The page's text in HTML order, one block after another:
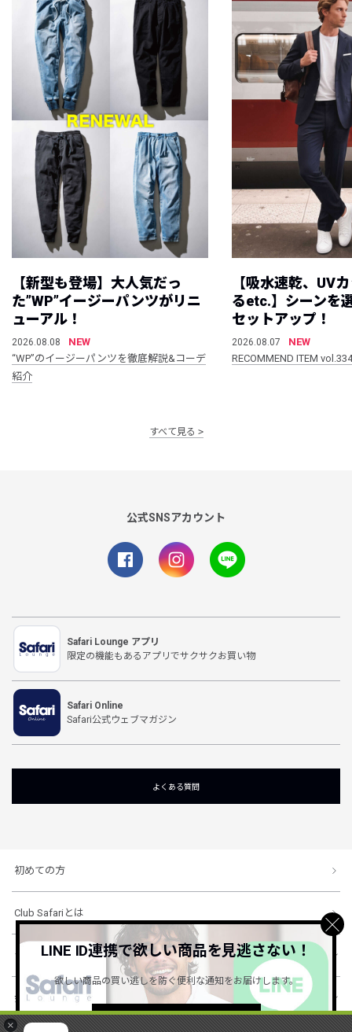
×
【新型も登場】大人気だっ
た”WP”イージーパンツがリニ
ューアル！
2026.08.08
NEW
“WP”のイージーパンツを徹底解説&コーデ
紹介
【吸水速乾、UV
るetc.】シーンを
セットアップ！
2026.08.07
NEW
RECOMMEND ITEM vol.334
すべて見る
公式SNSアカウント
Safari Lounge アプリ
限定の機能もあるアプリでサクサクお買い物
Safari Online
Safari公式ウェブマガジン
よくある質問
初めての方
Club Safariとは
ショッピングガイド
会社概要・規約
LINE ID連携で欲しい商品を見逃さない！
欲しい商品の買い逃しを防ぐ便利な通知をお届けします。
詳しくはこちら ＞